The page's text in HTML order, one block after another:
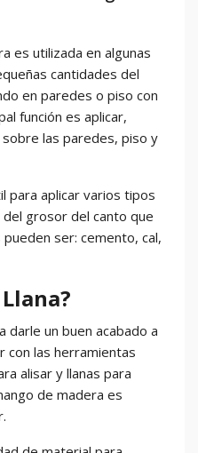
es utilizada en algunas
cantidades del
en paredes o piso con
función es aplicar,
las paredes, piso y
para aplicar varios tipos
grosor del canto que
ser: cemento, cal,
darle un buen acabado a
con las herramientas
alisar y llanas para
de madera es